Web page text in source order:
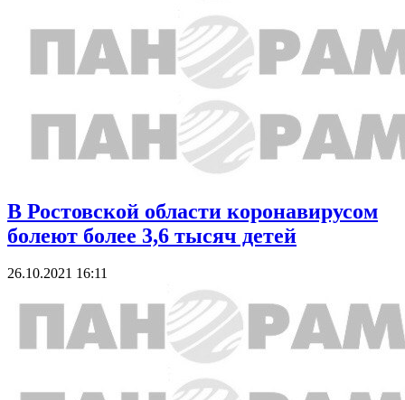
В Ростовской области коронавирусом
болеют более 3,6 тысяч детей
26.10.2021 16:11